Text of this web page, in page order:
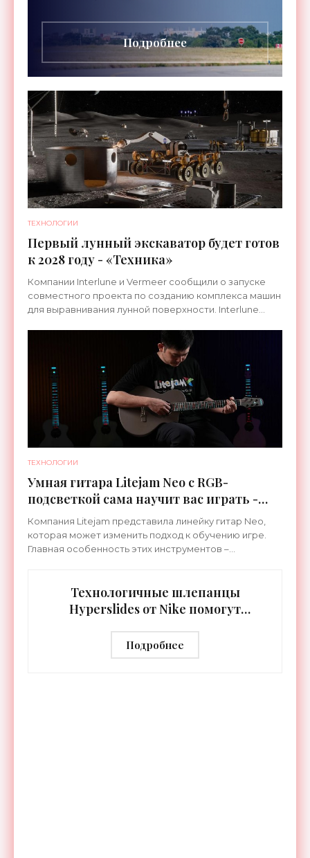
длительностью до 24
Подробнее
ТЕХНОЛОГИИ
Первый лунный экскаватор будет готов
к 2028 году - «Техника»
Компании Interlune и Vermeer сообщили о запуске
совместного проекта по созданию комплекса машин
для выравнивания лунной поверхности. Interlune
ТЕХНОЛОГИИ
Умная гитара Litejam Neo с RGB-
подсветкой сама научит вас играть -
«Гаджеты»
Компания Litejam представила линейку гитар Neo,
которая может изменить подход к обучению игре.
Главная особенность этих инструментов –
Технологичные шлепанцы
Hyperslides от Nike помогут
тренировки - «Гаджеты»
Подробнее